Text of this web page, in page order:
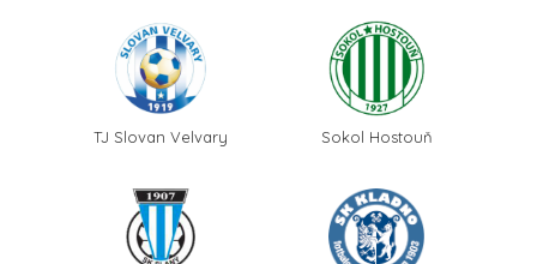
TJ Slovan Velvary Sokol Hostouň